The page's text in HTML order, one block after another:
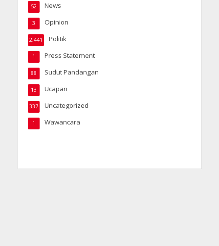
News
52
Opinion
3
Politik
2,441
Press Statement
1
Sudut Pandangan
88
Ucapan
13
Uncategorized
337
Wawancara
1